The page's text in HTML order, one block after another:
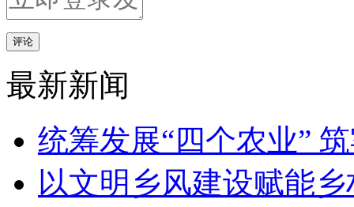
评论
最新新闻
统筹发展“四个农业”
以文明乡风建设赋能